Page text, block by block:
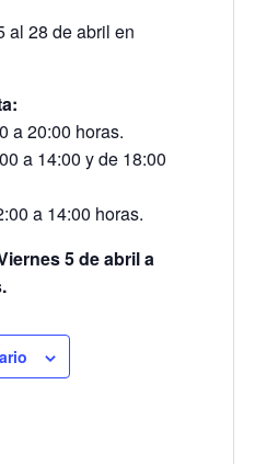
al 28 de abril en
a 20:00 horas.
a 14:00 y de 18:00
a 14:00 horas.
5 de abril a